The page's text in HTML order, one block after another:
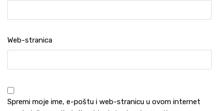
Web-stranica
Spremi moje ime, e-poštu i web-stranicu u ovom internet